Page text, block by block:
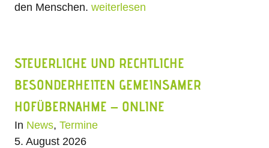
den Menschen. weiterlesen
STEUERLICHE UND RECHTLICHE
BESONDERHEITEN GEMEINSAMER
HOFÜBERNAHME – ONLINE
In News, Termine
5. August 2026